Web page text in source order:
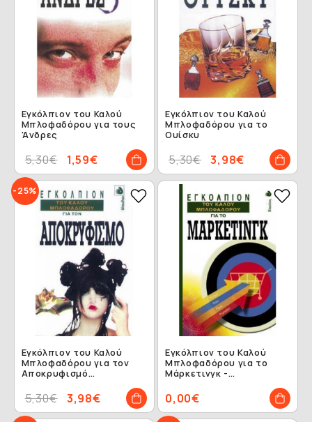
Εγκόλπιον του Καλού
Μπλοφαδόρου για τους
'Aνδρες
1,59€
5,30€
Εγκόλπιον του Καλού
Μπλοφαδόρου για το
Ουίσκυ
3,98€
5,30€
-25%
Εγκόλπιον του Καλού
Μπλοφαδόρου για τον
Αποκρυφισμό
3,98€
5,30€
Εγκόλπιον του Καλού
Μπλοφαδόρου για το
Μάρκετινγκ -
0,00€